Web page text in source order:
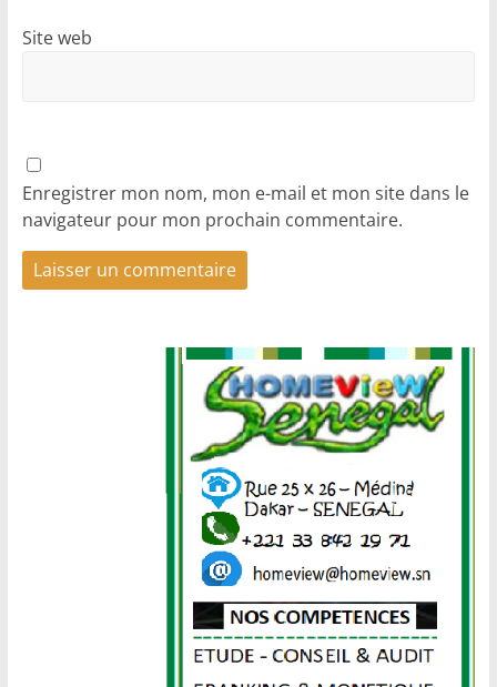
Site web
Enregistrer mon nom, mon e-mail et mon site dans le
navigateur pour mon prochain commentaire.